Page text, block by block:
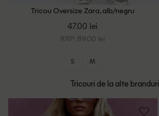
Tricou Oversize Zara, alb/negru
47.00 lei
RRP: 89.00 lei
S M
Tricouri de la alte branduri